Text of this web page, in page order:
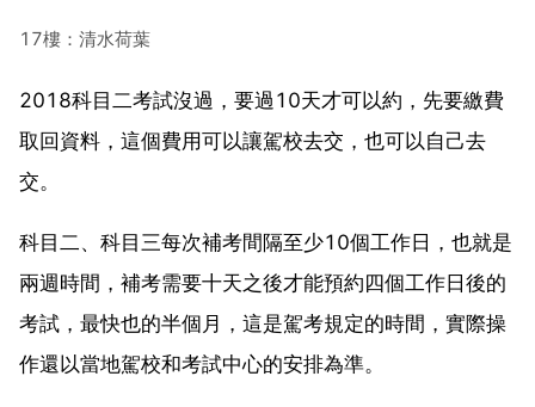
17樓：清水荷葉
2018科目二考試沒過，要過10天才可以約，先要繳費
取回資料，這個費用可以讓駕校去交，也可以自己去
交。
科目二、科目三每次補考間隔至少10個工作日，也就是
兩週時間，補考需要十天之後才能預約四個工作日後的
考試，最快也的半個月，這是駕考規定的時間，實際操
作還以當地駕校和考試中心的安排為準。